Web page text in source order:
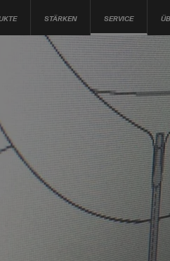
STÄRKEN SERVICE